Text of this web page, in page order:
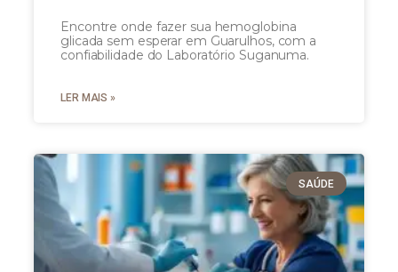
Encontre onde fazer sua hemoglobina
glicada sem esperar em Guarulhos, com a
confiabilidade do Laboratório Suganuma.
LER MAIS »
SAÚDE